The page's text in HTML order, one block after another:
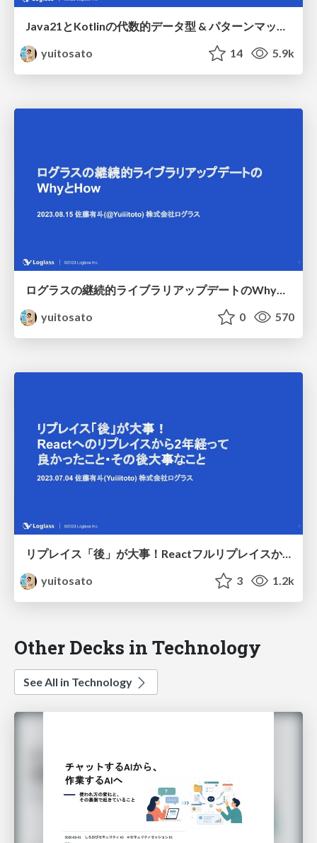
yuitosato
14 5.9k
ログラスの継続的ライブラリアップデートのWhyとHow / Why and How to Update Libraries Continuously in Loglass
yuitosato
0 570
リプレイス「後」が大事！Reactフルリプレイスから2年で良かったこと・その後大事なこと / The Important Point After The Framework Replacement
yuitosato
3 1.2k
Other Decks in Technology
See All in Technology